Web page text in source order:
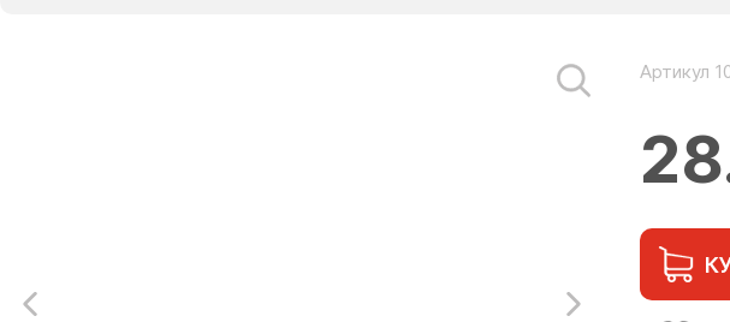
Артикул